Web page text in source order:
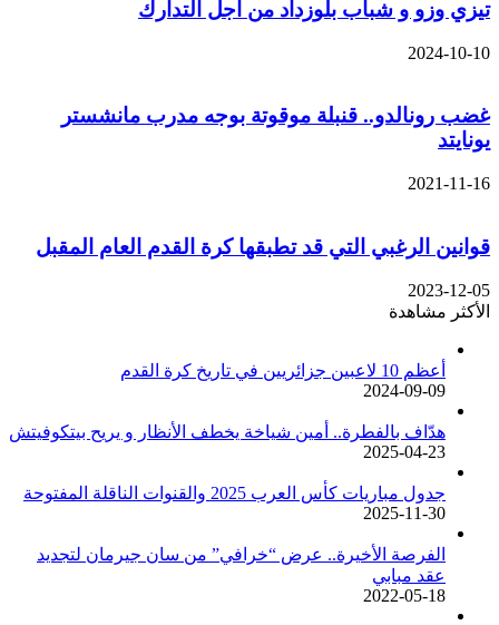
تيزي وزو و شباب بلوزداد من أجل التدارك
2024-10-10
غضب رونالدو.. قنبلة موقوتة بوجه مدرب مانشستر
يونايتد
2021-11-16
قوانين الرغبي التي قد تطبقها كرة القدم العام المقبل
2023-12-05
الأكثر مشاهدة
أعظم 10 لاعبين جزائريين في تاريخ كرة القدم
2024-09-09
هدّاف بالفطرة.. أمين شياخة يخطف الأنظار و يريح بيتكوفيتش
2025-04-23
جدول مباريات كأس العرب 2025 والقنوات الناقلة المفتوحة
2025-11-30
الفرصة الأخيرة.. عرض “خرافي” من سان جيرمان لتجديد
عقد مبابي
2022-05-18